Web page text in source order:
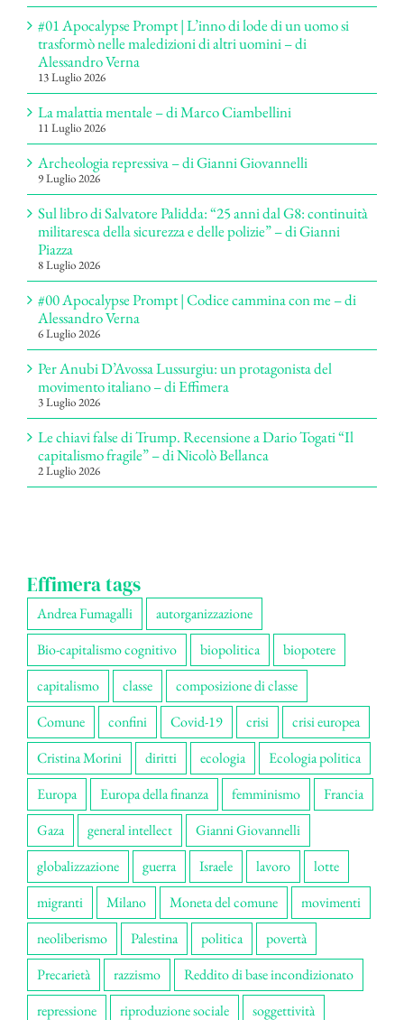
#01 Apocalypse Prompt | L’inno di lode di un uomo si
trasformò nelle maledizioni di altri uomini – di
Alessandro Verna
13 Luglio 2026
La malattia mentale – di Marco Ciambellini
11 Luglio 2026
Archeologia repressiva – di Gianni Giovannelli
9 Luglio 2026
Sul libro di Salvatore Palidda: “25 anni dal G8: continuità
militaresca della sicurezza e delle polizie” – di Gianni
Piazza
8 Luglio 2026
#00 Apocalypse Prompt | Codice cammina con me – di
Alessandro Verna
6 Luglio 2026
Per Anubi D’Avossa Lussurgiu: un protagonista del
movimento italiano – di Effimera
3 Luglio 2026
Le chiavi false di Trump. Recensione a Dario Togati “Il
capitalismo fragile” – di Nicolò Bellanca
2 Luglio 2026
Effimera tags
Andrea Fumagalli
autorganizzazione
Bio-capitalismo cognitivo
biopolitica
biopotere
capitalismo
classe
composizione di classe
Comune
confini Covid-19 crisi
crisi europea
Cristina Morini
diritti ecologia
Ecologia politica
Europa
Europa della finanza femminismo
Francia
Gaza
general intellect
Gianni Giovannelli
globalizzazione
guerra Israele lavoro
lotte
migranti
Milano Moneta del comune
movimenti
neoliberismo
Palestina politica
povertà
Precarietà
razzismo
Reddito di base incondizionato
repressione
riproduzione sociale soggettività